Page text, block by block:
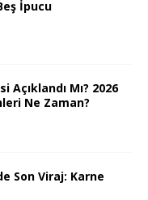
İpucu
Açıklandı Mı? 2026
Ne Zaman?
Son Viraj: Karne